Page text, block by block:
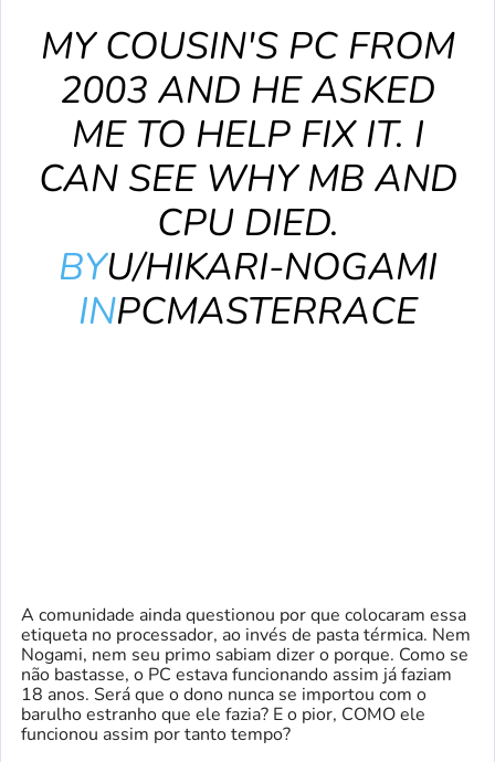
MY COUSIN'S PC FROM
2003 AND HE ASKED
ME TO HELP FIX IT. I
CAN SEE WHY MB AND
CPU DIED.
BYU/HIKARI-NOGAMI
INPCMASTERRACE
A comunidade ainda questionou por que colocaram essa
etiqueta no processador, ao invés de pasta térmica. Nem
Nogami, nem seu primo sabiam dizer o porque. Como se
não bastasse, o PC estava funcionando assim já faziam
18 anos. Será que o dono nunca se importou com o
barulho estranho que ele fazia? E o pior, COMO ele
funcionou assim por tanto tempo?